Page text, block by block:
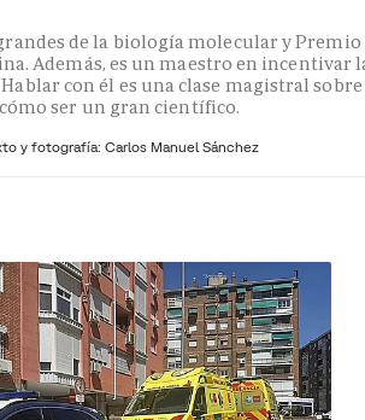
de la biología molecular y Premio
Además, es un maestro en incentivar
con él es una clase magistral sobre
cómo ser un gran científico.
y fotografía: Carlos Manuel Sánchez